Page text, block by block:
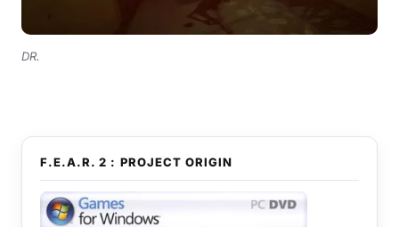
DR.
F.E.A.R. 2 : PROJECT ORIGIN